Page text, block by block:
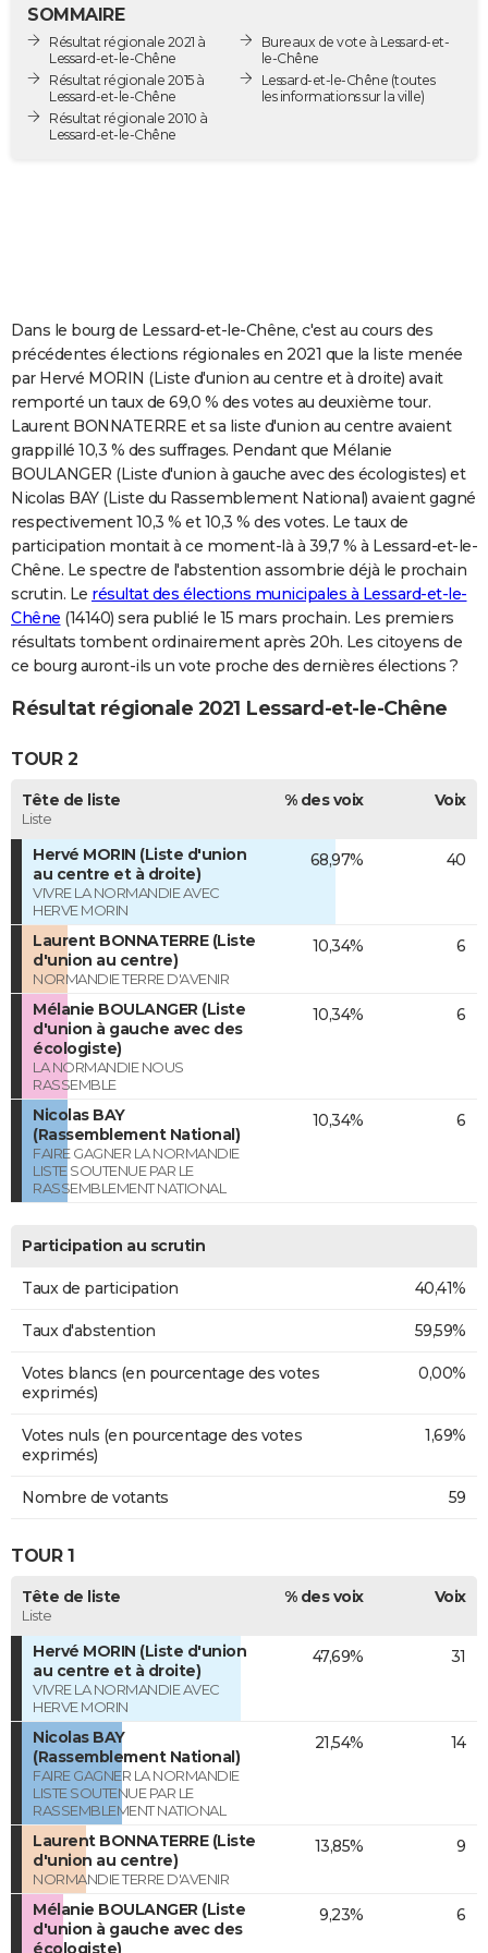
Destinations
City break
Voyage nature
Voyage de noces
Forum
Climat
GUIDES D'ACHAT
BONS PLANS
S'inscrire
Se connecter
Lycées
Collèges
Primaires
Universités
Entreprises
Service militaire
Avis de recherche
AVIS DE DÉCÈS
FORUM
Bricolage
Lifestyle
Culture
Sport
Television
Voyage
Cinema
SOMMAIRE
Résultat régionale 2021 à
Lessard-et-le-Chêne
Résultat régionale 2015 à
Lessard-et-le-Chêne
Résultat régionale 2010 à
Lessard-et-le-Chêne
Bureaux de vote à Lessard-et-
le-Chêne
Lessard-et-le-Chêne (toutes
les informations sur la ville)
Dans le bourg de Lessard-et-le-Chêne, c'est au cours des
précédentes élections régionales en 2021 que la liste menée
par Hervé MORIN (Liste d'union au centre et à droite) avait
remporté un taux de 69,0 % des votes au deuxième tour.
Laurent BONNATERRE et sa liste d'union au centre avaient
grappillé 10,3 % des suffrages. Pendant que Mélanie
BOULANGER (Liste d'union à gauche avec des écologistes) et
Nicolas BAY (Liste du Rassemblement National) avaient gagné
respectivement 10,3 % et 10,3 % des votes. Le taux de
participation montait à ce moment-là à 39,7 % à Lessard-et-le-
Chêne. Le spectre de l'abstention assombrie déjà le prochain
scrutin. Le résultat des élections municipales à Lessard-et-le-
Chêne (14140) sera publié le 15 mars prochain. Les premiers
résultats tombent ordinairement après 20h. Les citoyens de
ce bourg auront-ils un vote proche des dernières élections ?
Résultat régionale 2021 Lessard-et-le-Chêne
TOUR 2
Tête de liste
Liste
% des voix Voix
Hervé MORIN (Liste d'union
au centre et à droite)
VIVRE LA NORMANDIE AVEC
HERVE MORIN
68,97% 40
Laurent BONNATERRE (Liste
d'union au centre)
NORMANDIE TERRE D'AVENIR
10,34% 6
Mélanie BOULANGER (Liste
d'union à gauche avec des
écologiste)
LA NORMANDIE NOUS
RASSEMBLE
10,34% 6
Nicolas BAY
(Rassemblement National)
FAIRE GAGNER LA NORMANDIE
LISTE SOUTENUE PAR LE
RASSEMBLEMENT NATIONAL
10,34% 6
Participation au scrutin
Taux de participation 40,41%
Taux d'abstention 59,59%
Votes blancs (en pourcentage des votes
exprimés)
0,00%
Votes nuls (en pourcentage des votes
exprimés)
1,69%
Nombre de votants 59
TOUR 1
Tête de liste
Liste
% des voix Voix
Hervé MORIN (Liste d'union
au centre et à droite)
VIVRE LA NORMANDIE AVEC
HERVE MORIN
47,69% 31
Nicolas BAY
(Rassemblement National)
FAIRE GAGNER LA NORMANDIE
LISTE SOUTENUE PAR LE
RASSEMBLEMENT NATIONAL
21,54% 14
Laurent BONNATERRE (Liste
d'union au centre)
NORMANDIE TERRE D'AVENIR
13,85% 9
Mélanie BOULANGER (Liste
d'union à gauche avec des
écologiste)
9,23% 6